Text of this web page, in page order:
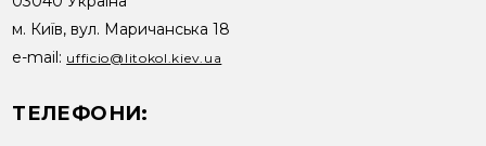
м. Київ, вул. Маричанська 18
e-mail: ufficio@litokol.kiev.ua
ТЕЛЕФОНИ: